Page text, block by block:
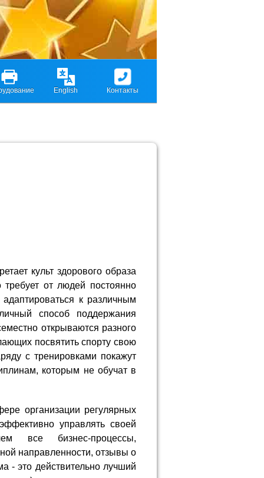
English Контакты
культ здорового образа
от людей постоянно
к различным
способ поддержания
открываются разного
посвятить спорту свою
с тренировками покажут
которым не обучат в
организации регулярных
управлять своей
все бизнес-процессы,
направленности, отзывы о
- это действительно лучший